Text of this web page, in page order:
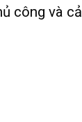
công và